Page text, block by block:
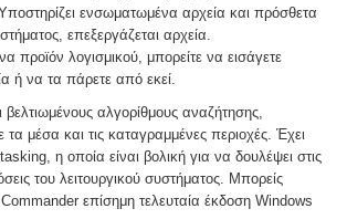
ενσωματωμένα αρχεία και πρόσθετα
επεξεργάζεται αρχεία.
προϊόν λογισμικού, μπορείτε να εισάγετε
ή να τα πάρετε από εκεί.
βελτιωμένους αλγορίθμους αναζήτησης,
τα μέσα και τις καταγραμμένες περιοχές. Έχει
η οποία είναι βολική για να δουλέψει στις
του λειτουργικού συστήματος. Μπορείς
επίσημη τελευταία έκδοση Windows